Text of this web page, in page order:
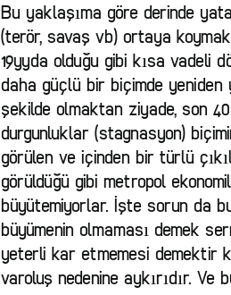
Bu yaklaşıma göre derinde
(terör, savaş vb) ortaya
19yyda olduğu gibi kısa vadeli
daha güçlü bir biçimde yeniden
şekilde olmaktan ziyade, son
durgunluklar (stagnasyon)
görülen ve içinden bir türlü
görüldüğü gibi metropol
büyütemiyorlar. İşte sorun da
büyümenin olmaması demek
yeterli kar etmemesi demektir
varoluş nedenine aykırıdır.